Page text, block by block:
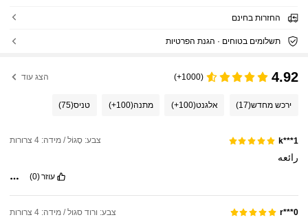
החזרות בחינם
תשלומים בטוחים · הגנת הפרטיות
4.92
(1000+) הצג עוד
ירכש מחדש(17) אלגנט(100+) מתנה(100+) טניס(75)
k***1 צבע: סָגוֹל / מידה: 4 צרורות
رائعه
עוזר(0)
r***0 צבע: ורוד סגול / מידה: 4 צרורות